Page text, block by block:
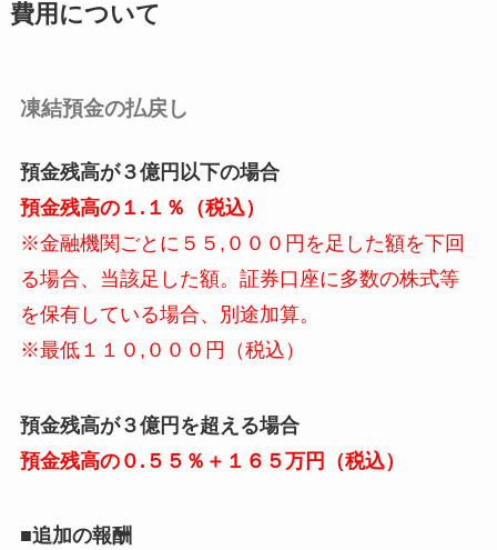
費用について
凍結預金の払戻し
預金残高が３億円以下の場合
預金残高の１.１％（税込）
※金融機関ごとに５５,０００円を足した額を下回
る場合、当該足した額。証券口座に多数の株式等
を保有している場合、別途加算。
※最低１１０,０００円（税込）
預金残高が３億円を超える場合
預金残高の０.５５％＋１６５万円（税込）
■追加の報酬